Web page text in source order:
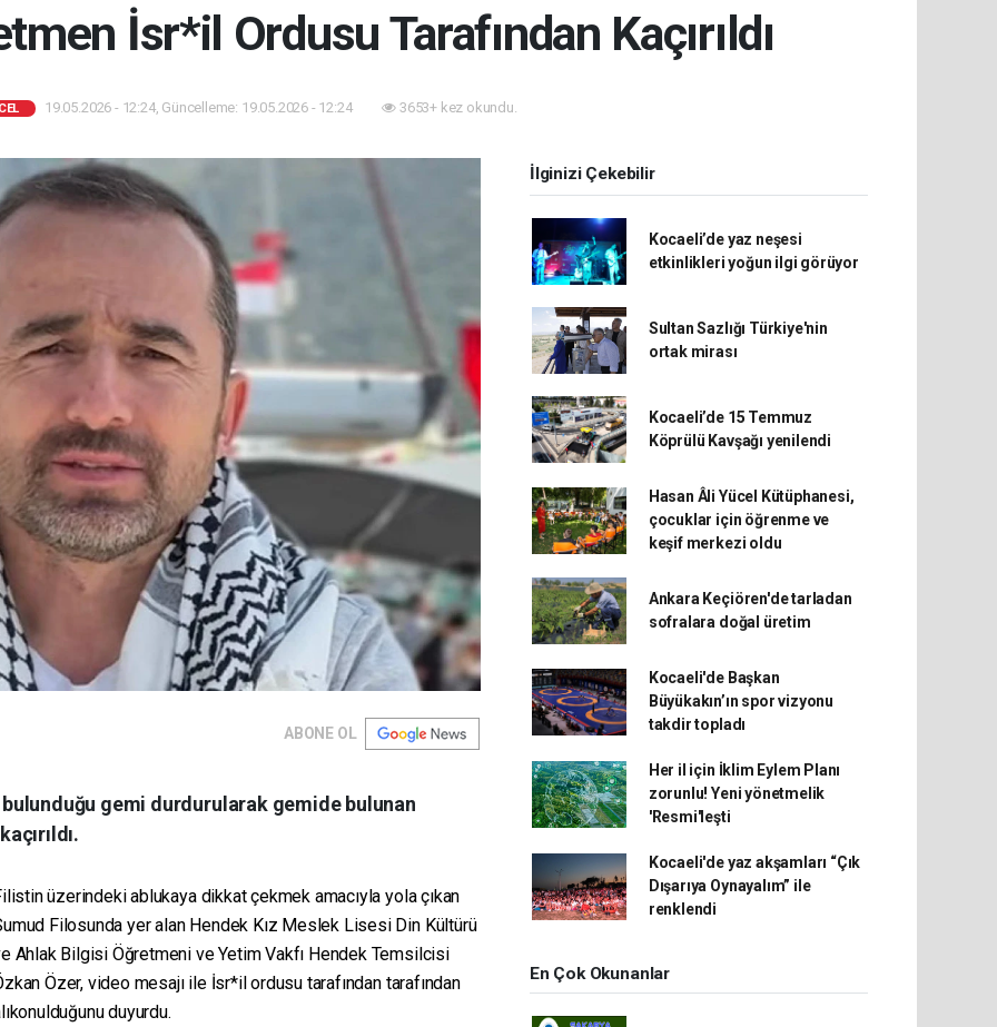
İsr*il Ordusu Tarafından Kaçırıldı
19.05.2026 - 12:24, Güncelleme: 19.05.2026 - 12:24 3653+ kez okundu.
ABONE OL
gemi durdurularak gemide bulunan
üzerindeki ablukaya dikkat çekmek amacıyla yola çıkan
Filosunda yer alan Hendek Kız Meslek Lisesi Din Kültürü
Ahlak Bilgisi Öğretmeni ve Yetim Vakfı Hendek Temsilcisi
Özer, video mesajı ile İsr*il ordusu tarafından tarafından
duyurdu.
İlginizi Çekebilir
Kocaeli’de yaz neşesi
etkinlikleri yoğun ilgi görüyor
Sultan Sazlığı Türkiye'nin
ortak mirası
Kocaeli’de 15 Temmuz
Köprülü Kavşağı yenilendi
Hasan Âli Yücel Kütüphanesi,
çocuklar için öğrenme ve
keşif merkezi oldu
Ankara Keçiören'de tarladan
sofralara doğal üretim
Kocaeli'de Başkan
Büyükakın’ın spor vizyonu
takdir topladı
Her il için İklim Eylem Planı
zorunlu! Yeni yönetmelik
'Resmi'leşti
Kocaeli'de yaz akşamları “Çık
Dışarıya Oynayalım” ile
renklendi
En Çok Okunanlar